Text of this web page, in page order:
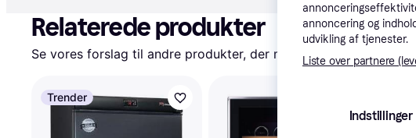
Relaterede produkter
Se vores forslag til andre produkter, der matcher dine interesser.
Trender
annoncering og
udvikling af tjenester.
Liste over partnere
Indstillinger